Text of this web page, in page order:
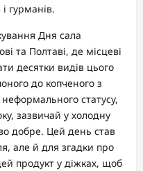
гурманів.
Дня сала
та Полтаві, де місцеві
десятки видів цього
до копченого з
статусу,
зазвичай у холодну
добре. Цей день став
але й для згадки про
продукт у діжках, щоб